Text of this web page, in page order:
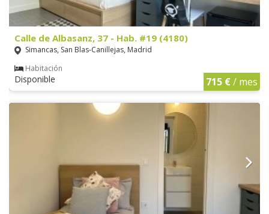
Calle de Albasanz, 37 - Hab. #19 (4180)
Simancas, San Blas-Canillejas, Madrid
Habitación
Disponible 715 €/ mes